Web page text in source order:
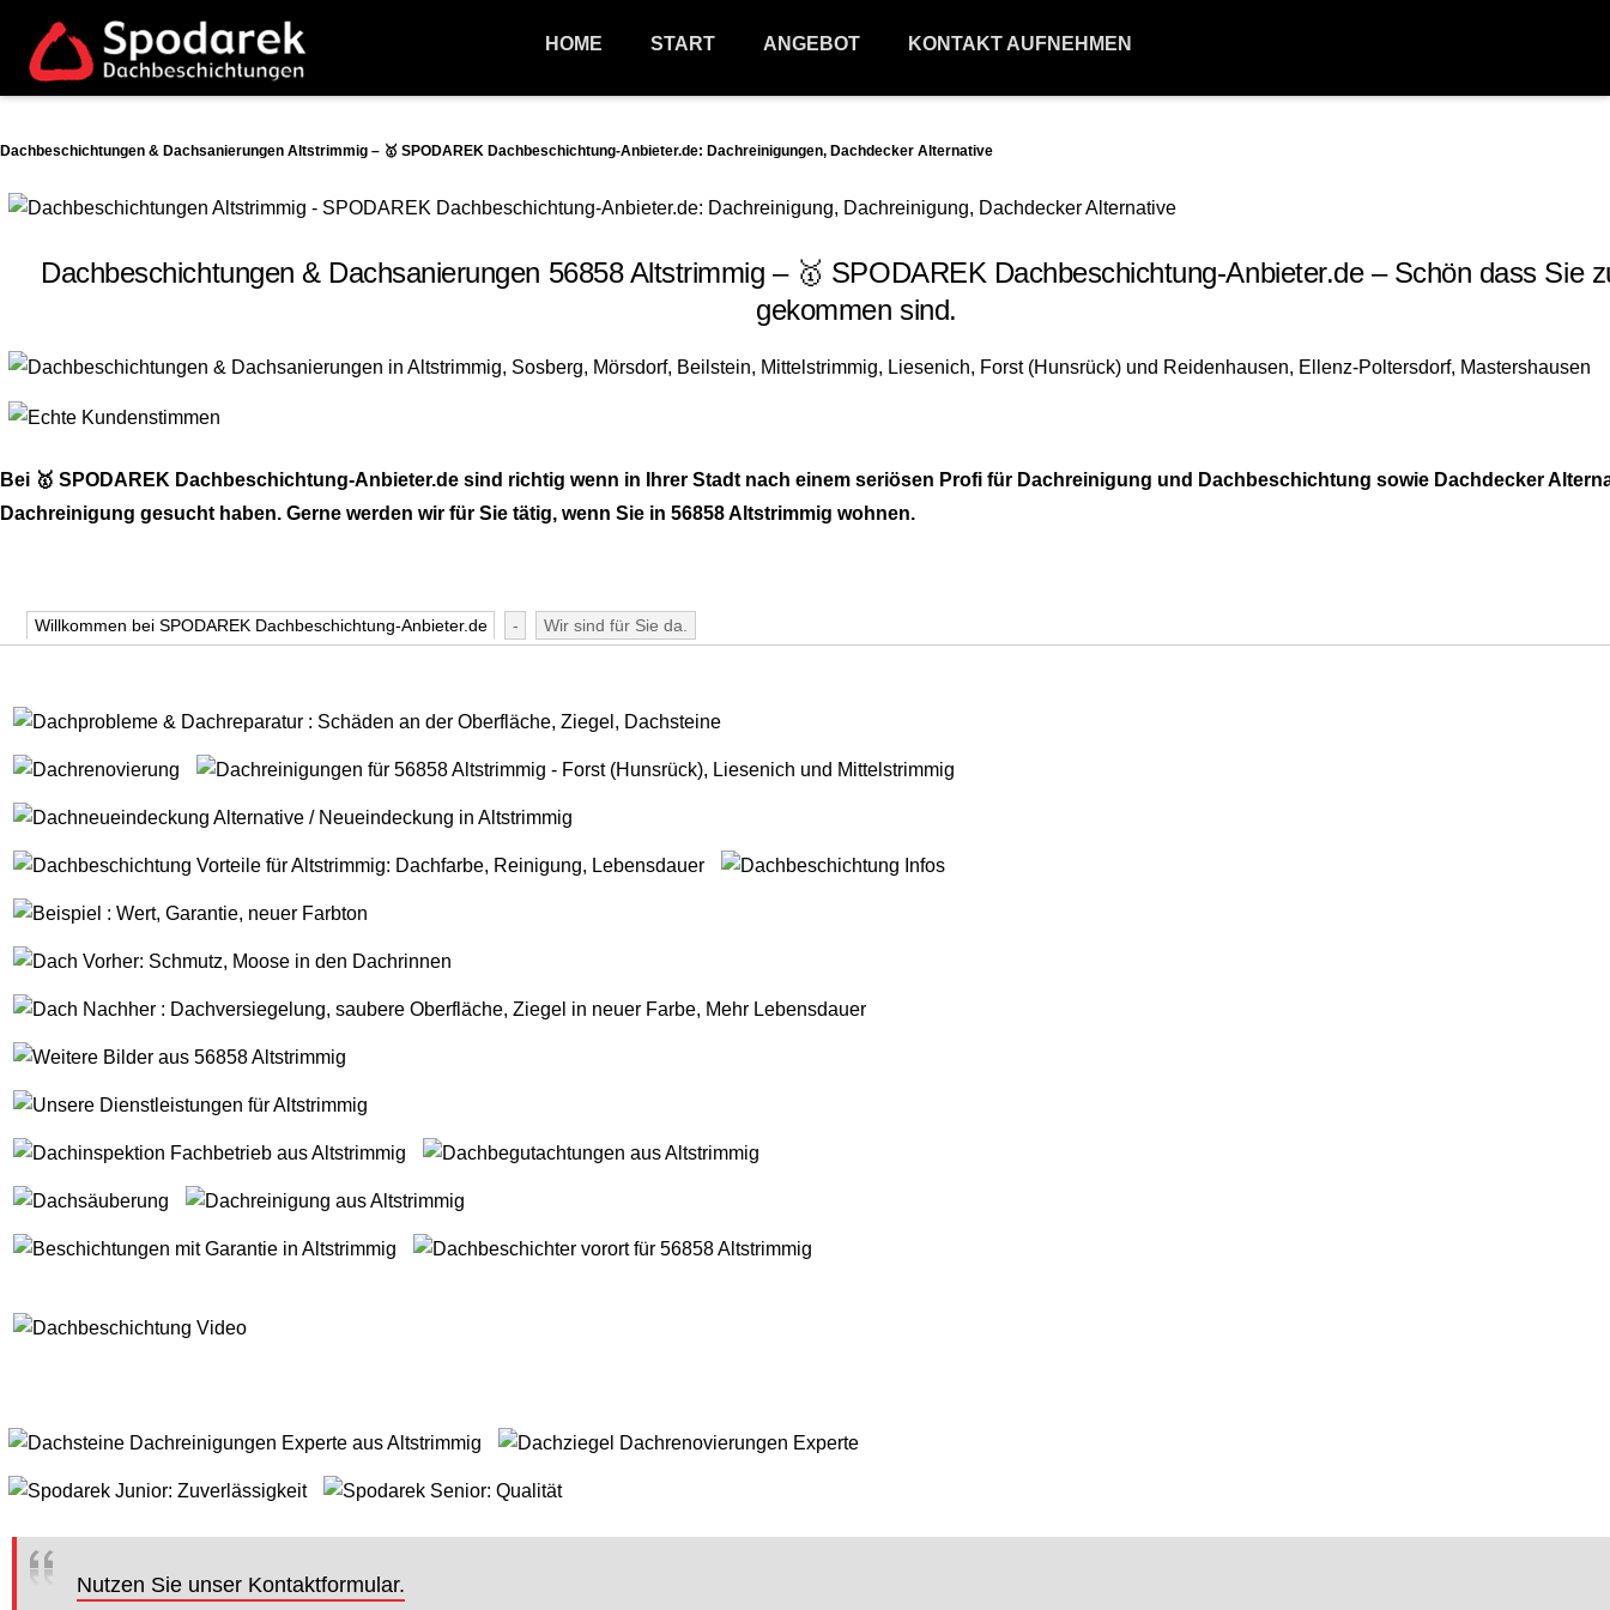
HOME START ANGEBOT KONTAKT AUFNEHMEN
Dachbeschichtungen & Dachsanierungen Altstrimmig – 🥇 SPODAREK Dachbeschichtung-Anbieter.de: Dachreinigungen, Dachdecker Alternative
Dachbeschichtungen & Dachsanierungen 56858 Altstrimmig – 🥇 SPODAREK Dachbeschichtung-Anbieter.de – Schön dass Sie
gekommen sind.
Bei 🥇 SPODAREK Dachbeschichtung-Anbieter.de sind richtig wenn in Ihrer Stadt nach einem seriösen Profi für Dachreinigung und Dachbeschichtung sowie Dachdecker
Dachreinigung gesucht haben. Gerne werden wir für Sie tätig, wenn Sie in 56858 Altstrimmig wohnen.
Willkommen bei SPODAREK Dachbeschichtung-Anbieter.de - Wir sind für Sie da.
Nutzen Sie unser Kontaktformular.